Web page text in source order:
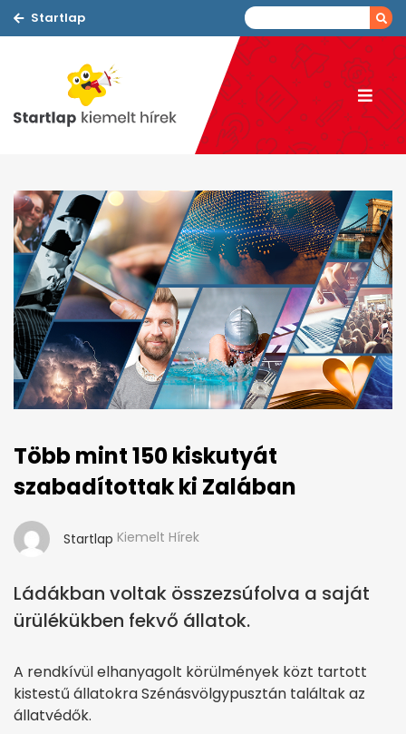
Startlap
Több mint 150 kiskutyát
szabadítottak ki Zalában
Startlap Kiemelt Hírek
Ládákban voltak összezsúfolva a saját
ürülékükben fekvő állatok.
A rendkívül elhanyagolt körülmények közt tartott
kistestű állatokra Szénásvölgypusztán találtak az
állatvédők.